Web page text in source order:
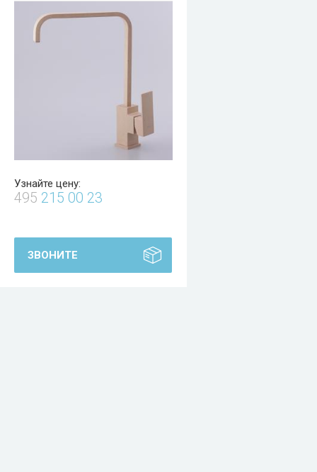
Узнайте цену:
495 215 00 23
ЗВОНИТЕ